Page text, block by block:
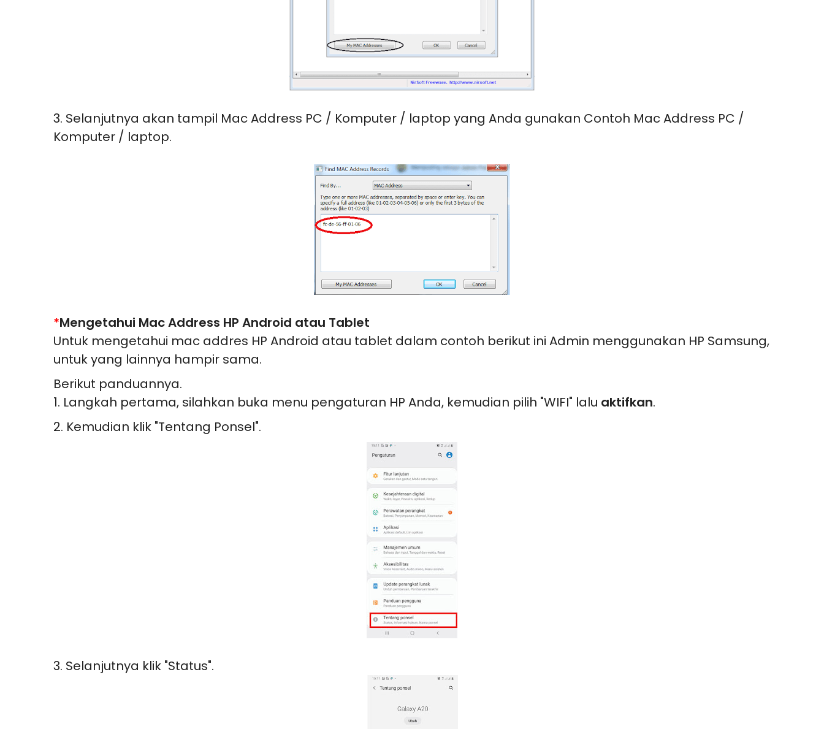
3. Selanjutnya akan tampil Mac Address PC / Komputer / laptop yang Anda gunakan Contoh Mac Address PC /
Komputer / laptop.
*Mengetahui Mac Address HP Android atau Tablet
Untuk mengetahui mac addres HP Android atau tablet dalam contoh berikut ini Admin menggunakan HP Samsung,
untuk yang lainnya hampir sama.
Berikut panduannya.
1. Langkah pertama, silahkan buka menu pengaturan HP Anda, kemudian pilih "WIFI" lalu aktifkan.
2. Kemudian klik "Tentang Ponsel".
3. Selanjutnya klik "Status".